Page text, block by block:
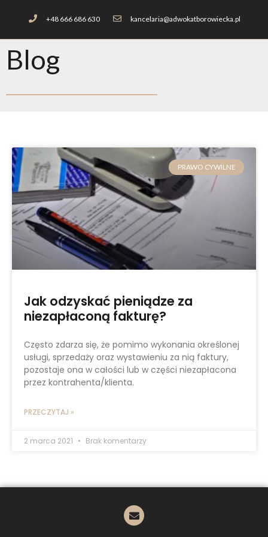
+48 666 686 630 kancelaria@adwokatborowiecka.pl
Blog
PRAWO CYWILNE
Jak odzyskać pieniądze za
niezapłaconą fakturę?
Często zdarza się, że pomimo wykonania określonej
usługi, sprzedaży oraz wystawieniu za nią faktury,
pozostaje ona w całości lub w części niezapłacona
przez kontrahenta/klienta.
PRZECZYTAJ »
2 marca 2021 Brak komentarzy